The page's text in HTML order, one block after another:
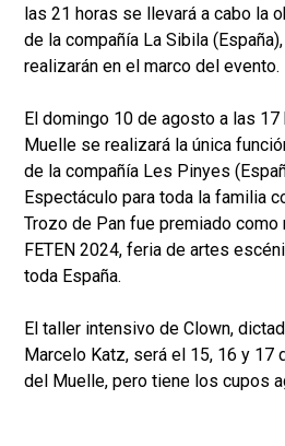
las 21 horas se llevará a cabo la
de la compañía La Sibila
realizarán en el marco del evento.
El domingo 10 de agosto a las 17
Muelle se realizará la única
de la compañía Les Pinyes
Espectáculo para toda la familia
Trozo de Pan fue premiado como
FETEN 2024, feria de artes
toda España.
El taller intensivo de Clown,
Marcelo Katz, será el 15, 16 y 17
del Muelle, pero tiene los cupos